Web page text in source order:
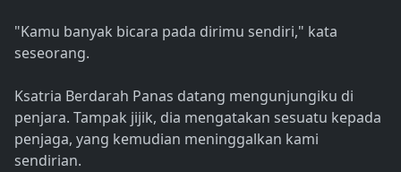
"Kamu banyak bicara pada dirimu sendiri," kata
seseorang.
Ksatria Berdarah Panas datang mengunjungiku di
penjara. Tampak jijik, dia mengatakan sesuatu kepada
penjaga, yang kemudian meninggalkan kami
sendirian.